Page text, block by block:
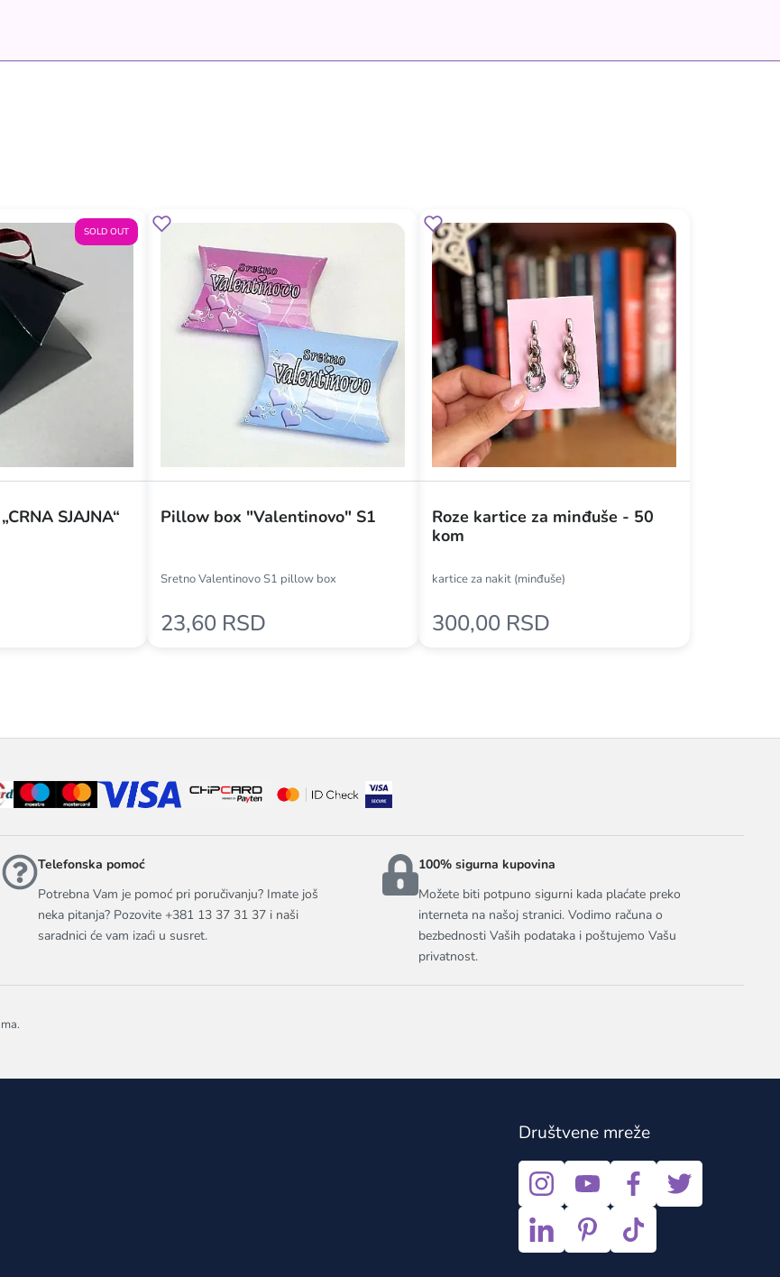
SOLD OUT
SJAJNA“ Pillow box "Valentinovo" S1
Sretno Valentinovo S1 pillow box
23,60 RSD
Roze kartice za minđuše - 50
kom
kartice za nakit (minđuše)
300,00 RSD
Telefonska pomoć
Potrebna Vam je pomoć pri poručivanju? Imate još
neka pitanja? Pozovite +381 13 37 31 37 i naši
saradnici će vam izaći u susret.
100% sigurna kupovina
Možete biti potpuno sigurni kada plaćate preko
interneta na našoj stranici. Vodimo računa o
bezbednosti Vaših podataka i poštujemo Vašu
privatnost.
Društvene mreže